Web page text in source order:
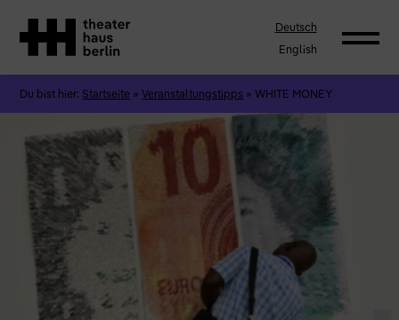
Deutsch
English
Du bist hier: Startseite »Veranstaltungstipps »WHITE MONEY